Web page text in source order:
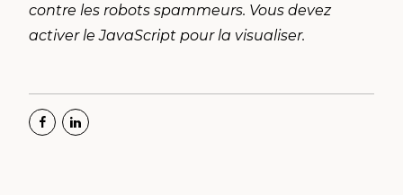
contre les robots spammeurs. Vous devez
activer le JavaScript pour la visualiser.